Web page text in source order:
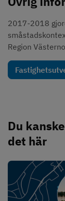
2017-2018
Region
Du
det här